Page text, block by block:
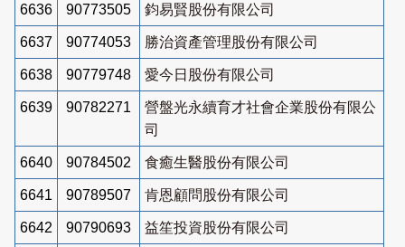
6636 90773505 鈞易賢股份有限公司
6637 90774053 勝治資產管理股份有限公司
6638 90779748 愛今日股份有限公司
6639 90782271
營盤光永續育才社會企業股份有限公
司
6640 90784502 食癒生醫股份有限公司
6641 90789507 肯恩顧問股份有限公司
6642 90790693 益笙投資股份有限公司